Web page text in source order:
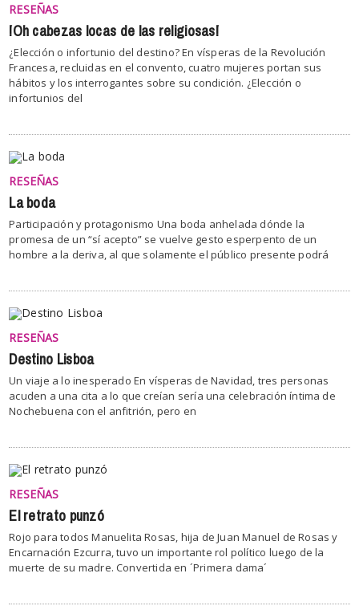
RESEÑAS
!Oh cabezas locas de las religiosas!
¿Elección o infortunio del destino? En vísperas de la Revolución
Francesa, recluidas en el convento, cuatro mujeres portan sus
hábitos y los interrogantes sobre su condición. ¿Elección o
infortunios del
RESEÑAS
La boda
Participación y protagonismo Una boda anhelada dónde la
promesa de un “sí acepto” se vuelve gesto esperpento de un
hombre a la deriva, al que solamente el público presente podrá
RESEÑAS
Destino Lisboa
Un viaje a lo inesperado En vísperas de Navidad, tres personas
acuden a una cita a lo que creían sería una celebración íntima de
Nochebuena con el anfitrión, pero en
RESEÑAS
El retrato punzó
Rojo para todos Manuelita Rosas, hija de Juan Manuel de Rosas y
Encarnación Ezcurra, tuvo un importante rol político luego de la
muerte de su madre. Convertida en ´Primera dama´